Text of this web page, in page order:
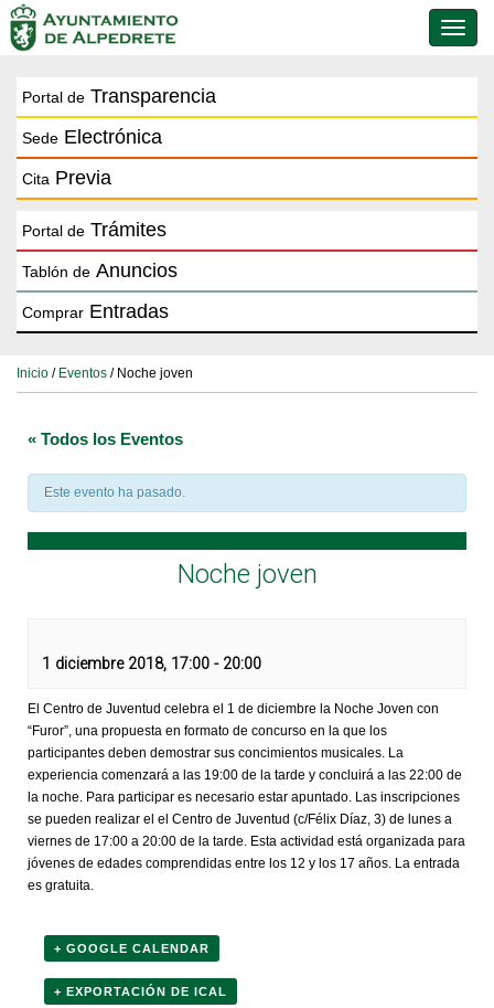
de
Portal de Transparencia
Sede Electrónica
Cita Previa
Portal de Trámites
Tablón de Anuncios
Comprar Entradas
Inicio / Eventos / Noche joven
« Todos los Eventos
Este evento ha pasado.
Noche joven
1 diciembre 2018, 17:00 - 20:00
El Centro de Juventud celebra el 1 de diciembre la Noche Joven con
“Furor”, una propuesta en formato de concurso en la que los
participantes deben demostrar sus concimientos musicales. La
experiencia comenzará a las 19:00 de la tarde y concluirá a las 22:00 de
la noche. Para participar es necesario estar apuntado. Las inscripciones
se pueden realizar el el Centro de Juventud (c/Félix Díaz, 3) de lunes a
viernes de 17:00 a 20:00 de la tarde. Esta actividad está organizada para
jóvenes de edades comprendidas entre los 12 y los 17 años. La entrada
es gratuita.
+ GOOGLE CALENDAR
+ EXPORTACIÓN DE ICAL